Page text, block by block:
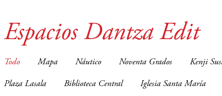
Espacios Dantza Edit
Todo Mapa Náutico Noventa Grados Kenji
Plaza Lasala Biblioteca Central Iglesia Santa María